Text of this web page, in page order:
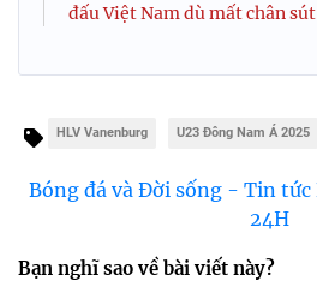
đấu Việt Nam dù mất chân
HLV Vanenburg U23 Đông Nam Á 2025
Bóng đá và Đời sống - Tin tức
24H
Bạn nghĩ sao về bài viết này?